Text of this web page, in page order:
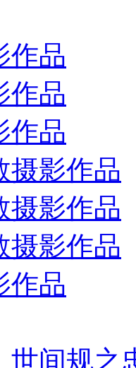
作品
作品
作品
摄影作品
摄影作品
摄影作品
作品
世间规